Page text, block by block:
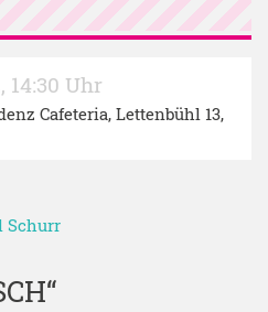
, 14:30 Uhr
Cafeteria, Lettenbühl 13,
Schurr